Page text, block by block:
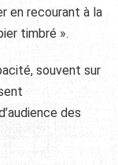
en recourant à la
timbré ».
souvent sur
des